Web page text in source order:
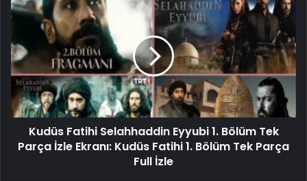
Kudüs Fatihi Selahhaddin Eyyubi 1. Bölüm Tek
Parça İzle Ekranı: Kudüs Fatihi 1. Bölüm Tek Parça
Full İzle